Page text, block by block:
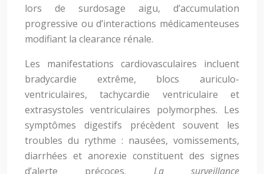
lors de surdosage aigu, d’accumulation
progressive ou d’interactions médicamenteuses
modifiant la clearance rénale.
Les manifestations cardiovasculaires incluent
bradycardie extrême, blocs auriculo-
ventriculaires, tachycardie ventriculaire et
extrasystoles ventriculaires polymorphes. Les
symptômes digestifs précèdent souvent les
troubles du rythme : nausées, vomissements,
diarrhées et anorexie constituent des signes
d’alerte précoces. La surveillance